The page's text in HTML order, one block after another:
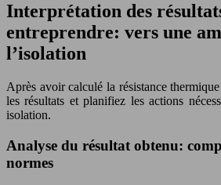
Interprétation des
entreprendre: vers une
l’isolation
Après avoir calculé la résistance
les résultats et planifiez les actions
isolation.
Analyse du résultat obtenu:
normes